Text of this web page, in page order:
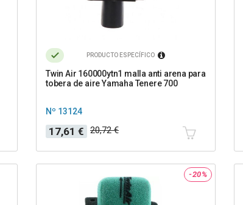
PRODUCTO ESPECÍFICO
Twin Air 160000ytn1 malla anti arena para
tobera de aire Yamaha Tenere 700
Nº 13124
Precio
17,61 €
Precio
base
20,72 €
-20%